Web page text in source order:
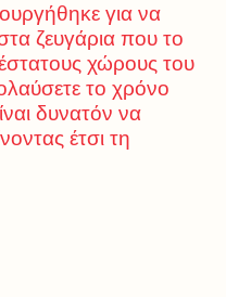
για να
ζευγάρια που το
χώρους του
το χρόνο
δυνατόν να
έτσι τη